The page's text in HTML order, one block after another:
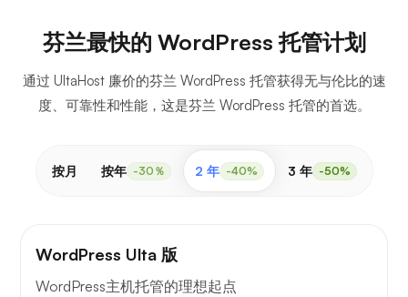
芬兰最快的 WordPress 托管计划
通过 UltaHost 廉价的芬兰 WordPress 托管获得无与伦比的速
度、可靠性和性能，这是芬兰 WordPress 托管的首选。
按月 按年 -30％ 2 年 -40% 3 年 -50%
WordPress Ulta 版
WordPress主机托管的理想起点